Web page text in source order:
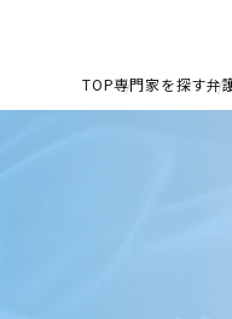
TOP専門家を探す弁